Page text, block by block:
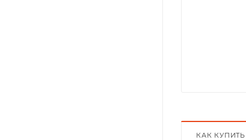
КАК КУПИТЬ